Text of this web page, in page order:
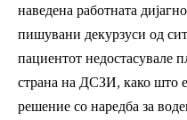
наведена работната
пишувани декурзуси од
пациентот недостасувале
страна на ДСЗИ, како што
решение со наредба за